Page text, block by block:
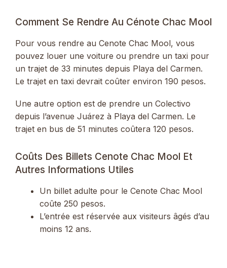
Comment Se Rendre Au Cénote Chac Mool
Pour vous rendre au Cenote Chac Mool, vous
pouvez louer une voiture ou prendre un taxi pour
un trajet de 33 minutes depuis Playa del Carmen.
Le trajet en taxi devrait coûter environ 190 pesos.
Une autre option est de prendre un Colectivo
depuis l’avenue Juárez à Playa del Carmen. Le
trajet en bus de 51 minutes coûtera 120 pesos.
Coûts Des Billets Cenote Chac Mool Et
Autres Informations Utiles
Un billet adulte pour le Cenote Chac Mool
coûte 250 pesos.
L’entrée est réservée aux visiteurs âgés d’au
moins 12 ans.